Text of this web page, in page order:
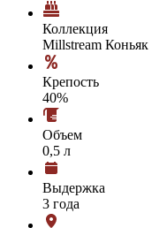
Коллекция
Millstream Коньяк
Крепость
40%
Объем
0,5 л
Выдержка
3 года